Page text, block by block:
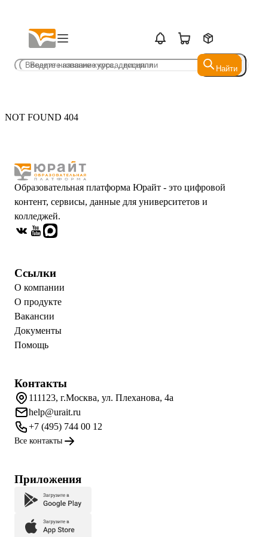
Найти
Найти
NOT FOUND 404
Образовательная платформа Юрайт - это цифровой
контент, сервисы, данные для университетов и
колледжей.
Ссылки
О компании
О продукте
Вакансии
Документы
Помощь
Контакты
111123, г.Москва, ул. Плеханова, 4а
help@urait.ru
+7 (495) 744 00 12
Все контакты
Приложения